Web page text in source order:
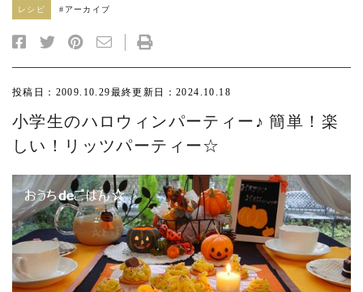
レシピ # アーカイブ
投稿日：2009.10.29最終更新日：2024.10.18
小学生のハロウィンパーティー♪ 簡単！楽
しい！リッツパーティー☆